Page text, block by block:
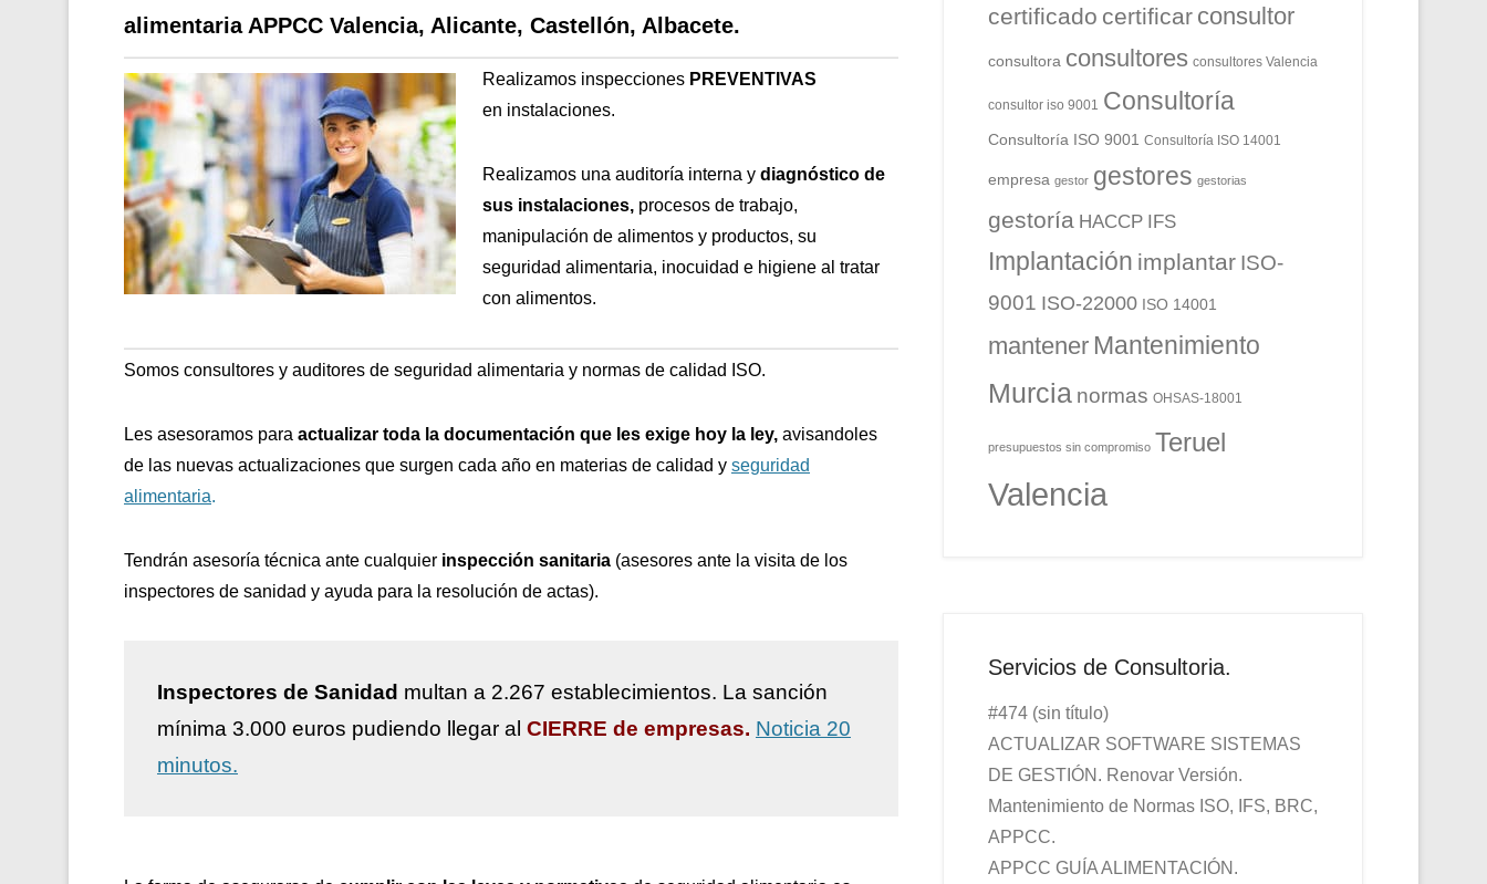
alimentaria APPCC Valencia, Alicante, Castellón, Albacete.
Realizamos inspecciones PREVENTIVAS
en instalaciones.
Realizamos una auditoría interna y diagnóstico de
sus instalaciones, procesos de trabajo,
manipulación de alimentos y productos, su
seguridad alimentaria, inocuidad e higiene al tratar
con alimentos.
Somos consultores y auditores de seguridad alimentaria y normas de calidad ISO.
Les asesoramos para actualizar toda la documentación que les exige hoy la ley, avisandoles
de las nuevas actualizaciones que surgen cada año en materias de calidad y seguridad
alimentaria.
Tendrán asesoría técnica ante cualquier inspección sanitaria (asesores ante la visita de los
inspectores de sanidad y ayuda para la resolución de actas).
Inspectores de Sanidad multan a 2.267 establecimientos. La sanción
mínima 3.000 euros pudiendo llegar al CIERRE de empresas. Noticia 20
minutos.
certificado certificar consultor
consultora consultores consultores Valencia
consultor iso 9001 Consultoría
Consultoría ISO 9001 Consultoría ISO 14001
empresa gestor gestores gestorias
gestoría HACCP IFS
Implantación implantar ISO-
9001 ISO-22000 ISO 14001
mantener Mantenimiento
Murcia normas OHSAS-18001
presupuestos sin compromiso Teruel
Valencia
Servicios de Consultoria.
#474 (sin título)
ACTUALIZAR SOFTWARE SISTEMAS
DE GESTIÓN. Renovar Versión.
Mantenimiento de Normas ISO, IFS, BRC,
APPCC.
APPCC GUÍA ALIMENTACIÓN.